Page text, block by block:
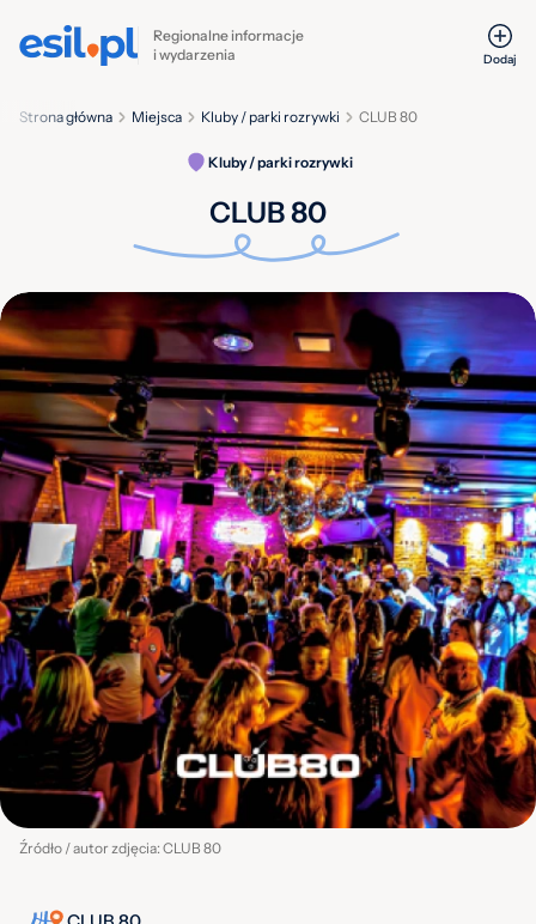
Regionalne informacje
i wydarzenia
Dodaj
CLUB 80
Kluby / parki rozrywki
Miejsca
Strona główna
Kluby / parki rozrywki
CLUB 80
Źródło / autor zdjęcia: CLUB 80